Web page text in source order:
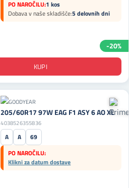
PO NAROČILU:1 kos
Dobava v naše skladišče:5 delovnih dni
-20%
205/60R17 97W EAG F1 ASY 6 AO XL
4038526355836
A A
69
PO NAROČILU:
Klikni za datum dostave